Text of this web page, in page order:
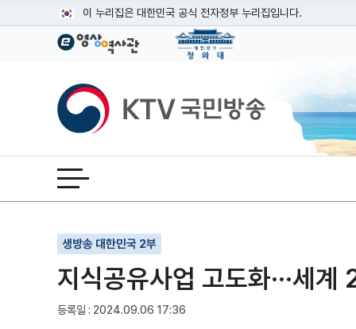
이 누리집은 대한민국 공식 전자정부 누리집입니다.
공식 누리집 주소 확인하기
이밖에 or.kr 또는 .kr등 다른 도메인 주소를 사용하고 있다면
운영중인 공식 누리집보기
KTV국민방송
전체메뉴 열기
생방송 대한민국 2부
지식공유사업 고도화···세
등록일 : 2024.09.06 17:36
기사인쇄
글자확대
글자축소